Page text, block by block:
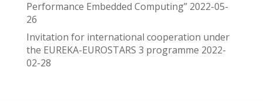
Performance Embedded Computing” 2022-05-
26
Invitation for international cooperation under
the EUREKA-EUROSTARS 3 programme 2022-
02-28